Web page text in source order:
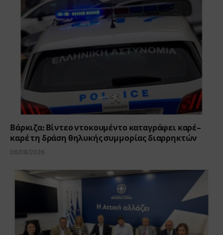
Βάρκιζα: Βίντεο ντοκουμέντο καταγράφει καρέ-
καρέ τη δράση θηλυκής συμμορίας διαρρηκτών
06/08/2026